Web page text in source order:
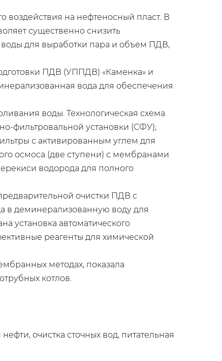
воздействия на нефтеносный пласт. В
существенно снизить
для выработки пара и объем ПДВ,
ПДВ (УППДВ) «Каменка» и
вода для обеспечения
воды. Технологическая схема
фильтровальной установки (СФУ);
с активированным углем для
осмоса (две ступени) с мембранами
водорода для полного
очистки ПДВ с
деминерализованную воду для
установка автоматического
реагенты для химической
методах, показала
котлов.
очистка сточных вод, питательная